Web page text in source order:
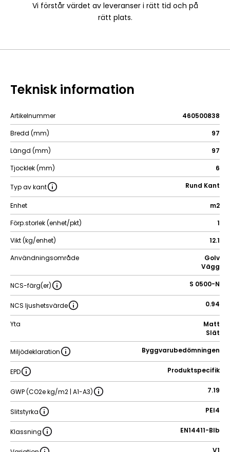
Vi förstår värdet av leveranser i rätt tid och på
rätt plats.
Teknisk information
Artikelnummer
460500838
Bredd (mm)
97
Längd (mm)
97
Tjocklek (mm)
6
Typ av kant Rund Kant
Enhet
m2
Förp.storlek (enhet/pkt)
1
Vikt (kg/enhet)
12.1
Användningsområde
Golv
Vägg
NCS-färg(er) S 0500-N
NCS ljushetsvärde 0.94
Yta
Matt
Slät
Miljödeklaration Byggvarubedömningen
EPD Produktspecifik
GWP (CO2e kg/m2 | A1-A3) 7.19
Slitstyrka PEI4
Klassning EN14411-BIb